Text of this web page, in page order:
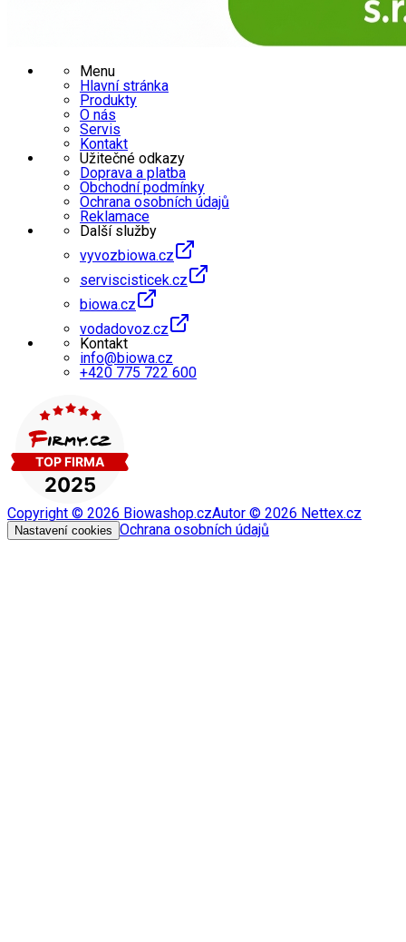
Menu
Hlavní stránka
Produkty
O nás
Servis
Kontakt
Užitečné odkazy
Doprava a platba
Obchodní podmínky
Ochrana osobních údajů
Reklamace
Další služby
vyvozbiowa.cz
serviscisticek.cz
biowa.cz
vodadovoz.cz
Kontakt
info@biowa.cz
+420 775 722 600
Copyright © 2026 Biowashop.czAutor © 2026 Nettex.cz
Nastavení cookies Ochrana osobních údajů